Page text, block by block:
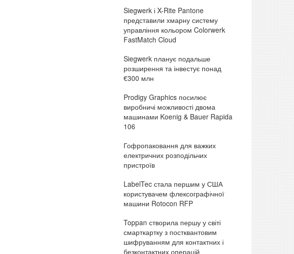
Siegwerk і X-Rite Pantone
представили хмарну систему
управління кольором Colorwerk
FastMatch Cloud
Siegwerk планує подальше
розширення та інвестує понад
€300 млн
Prodigy Graphics посилює
виробничі можливості двома
машинами Koenig & Bauer Rapida
106
Гофропаковання для важких
електричних розподільчих
пристроїв
LabelTec стала першим у США
користувачем флексографічної
машини Rotocon RFP
Toppan створила першу у світі
смарткартку з постквантовим
шифруванням для контактних і
безконтактних операцій